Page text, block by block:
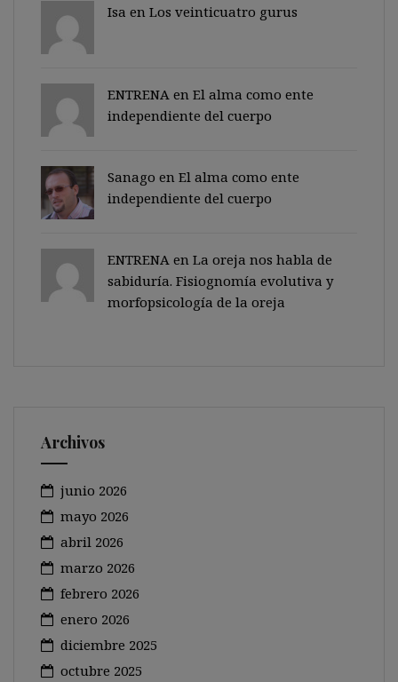
Isa en Los veinticuatro gurus
ENTRENA en El alma como ente
independiente del cuerpo
Sanago en El alma como ente
independiente del cuerpo
ENTRENA en La oreja nos habla de
sabiduría. Fisiognomía evolutiva y
morfopsicología de la oreja
Archivos
junio 2026
mayo 2026
abril 2026
marzo 2026
febrero 2026
enero 2026
diciembre 2025
octubre 2025